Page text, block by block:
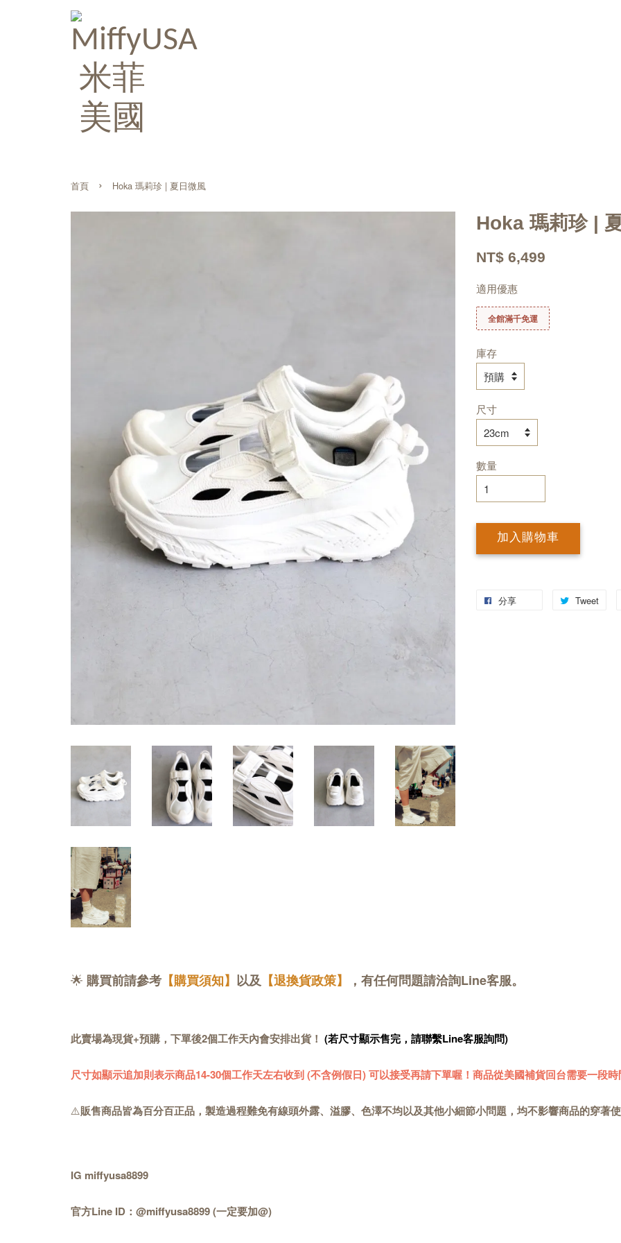
首頁 › Hoka 瑪莉珍 | 夏日微風
Hoka 瑪莉珍 |
NT$ 6,499
適用優惠
全館滿千免運
庫存
尺寸
數量
加入購物車
分享 Tweet
🌟 購買前請參考 【購買須知】 以及 【退換貨政策】 ，有任何問題請洽詢Line客服。
此賣場為現貨+預購，下單後2個工作天內會安排出貨！ (若尺寸顯示售完，請聯繫Line客服詢問)
尺寸如顯示追加則表示商品14-30個工作天左右收到 (不含例假日) 可以接受再請下單喔！商品從美國補貨回台需要一段時
⚠️販售商品皆為百分百正品，製造過程難免有線頭外露、溢膠、色澤不均以及其他小細節小問題，均不影響商品的穿著
IG miffyusa8899
官方Line ID：@miffyusa8899 (一定要加@)